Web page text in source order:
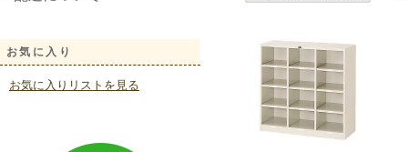
お気に入り
お気に入りリストを見る